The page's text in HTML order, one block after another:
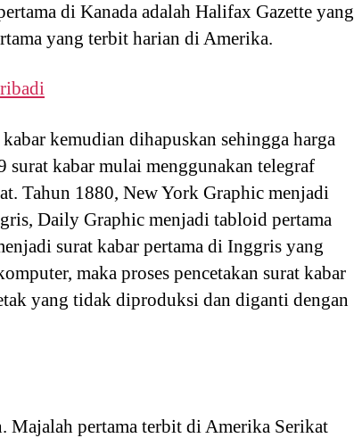
di Kanada adalah Halifax Gazette yang
yang terbit harian di Amerika.
kemudian dihapuskan sehingga harga
surat kabar mulai menggunakan telegraf
Tahun 1880, New York Graphic menjadi
Daily Graphic menjadi tabloid pertama
surat kabar pertama di Inggris yang
maka proses pencetakan surat kabar
yang tidak diproduksi dan diganti dengan
Majalah pertama terbit di Amerika Serikat